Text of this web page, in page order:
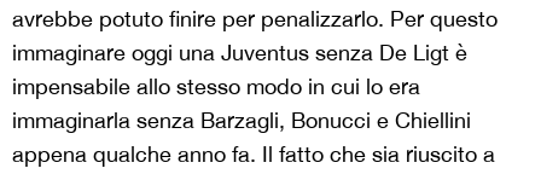
avrebbe potuto finire per penalizzarlo. Per questo
immaginare oggi una Juventus senza De Ligt è
impensabile allo stesso modo in cui lo era
immaginarla senza Barzagli, Bonucci e Chiellini
appena qualche anno fa. Il fatto che sia riuscito a